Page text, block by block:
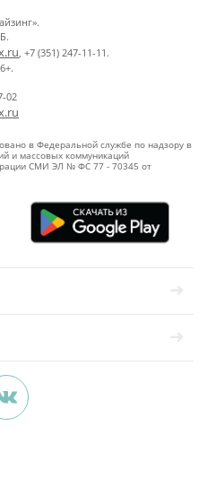
, +7 (351) 247-11-11.
02
в Федеральной службе по надзору в
и массовых коммуникаций
СМИ ЭЛ № ФС 77 - 70345 от